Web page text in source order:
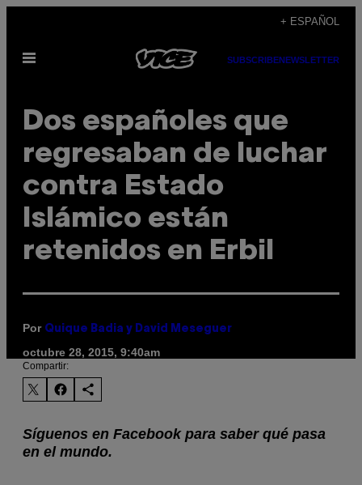
contenido
+ ESPAÑOL
Abrir
SUBSCRIBENEWSLETTER
Dos españoles que
regresaban de luchar
contra Estado
Islámico están
retenidos en Erbil
Por Quique Badia y David Meseguer
octubre 28, 2015, 9:40am
Compartir:
Síguenos en Facebook para saber qué pasa
en el mundo.